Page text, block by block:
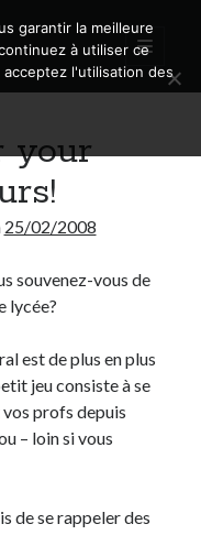
open
primary
menu
Familiales près de
dans la Métropole de
your
25/02/2008
souvenez-vous de
lycée?
est de plus en plus
jeu consiste à se
profs depuis
– loin si vous
de se rappeler des
garantir la meilleure
à utiliser ce
l'utilisation des